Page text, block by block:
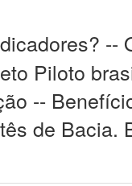
--
Piloto
--
de Bacia.